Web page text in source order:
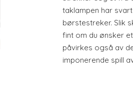
taklampen har
børstestreker. Slik
fint om du ønsker
påvirkes også av
imponerende spill